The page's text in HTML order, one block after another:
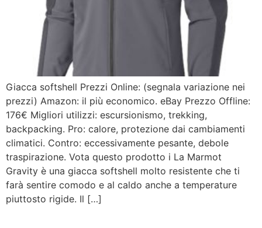
Giacca softshell Prezzi Online: (segnala variazione nei
prezzi) Amazon: il più economico. eBay Prezzo Offline:
176€ Migliori utilizzi: escursionismo, trekking,
backpacking. Pro: calore, protezione dai cambiamenti
climatici. Contro: eccessivamente pesante, debole
traspirazione. Vota questo prodotto i La Marmot
Gravity è una giacca softshell molto resistente che ti
farà sentire comodo e al caldo anche a temperature
piuttosto rigide. Il […]